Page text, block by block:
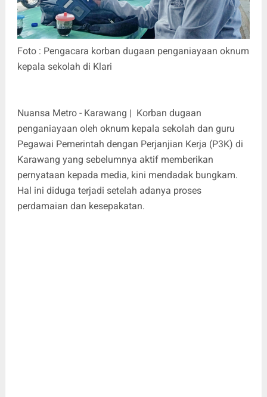
Foto : Pengacara korban dugaan penganiayaan oknum
kepala sekolah di Klari
Nuansa Metro - Karawang | Korban dugaan
penganiayaan oleh oknum kepala sekolah dan guru
Pegawai Pemerintah dengan Perjanjian Kerja (P3K) di
Karawang yang sebelumnya aktif memberikan
pernyataan kepada media, kini mendadak bungkam.
Hal ini diduga terjadi setelah adanya proses
perdamaian dan kesepakatan.